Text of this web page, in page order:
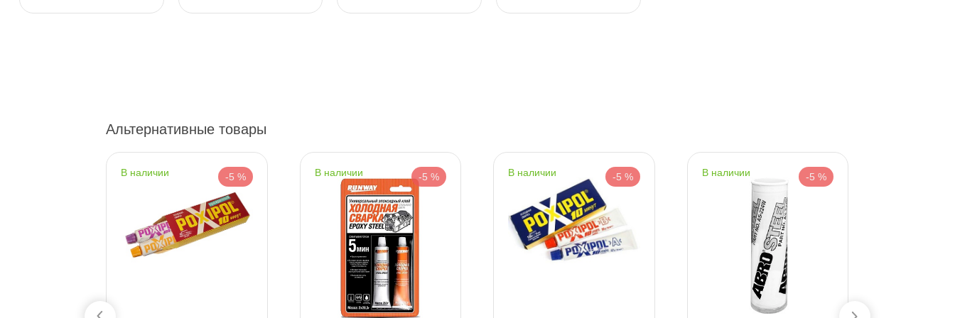
Альтернативные товары
наличии -5 % наличии -5 % наличии -5 % наличии -5 %
пр.Науки 10к1 (2 этаж)
0 шт
Сегодня, бесплатно
Дунайский 27к1Б
0 шт
Таллинское ш. 159 (Лента)